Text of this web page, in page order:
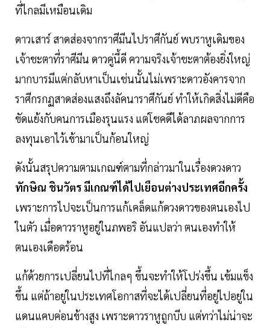
ที่ไกลมีเหมือนเดิม
ดาวเสาร์ สาดส่องจากราศีมีนไปราศีกันย์ พบราหูเดิมของ
เจ้าชะตาที่ราศีมีน ดาวคู่นี้ดี ความจริงเจ้าชะตาต้องยิ่งใหญ่
มากบารมีแต่กลับหาเป็นเช่นนั้นไม่เพราะดาวอังคารจาก
ราศีกรกฏสาดส่องแสงถึงลัคนาราศีกันย์ ทำให้เกิดสิ่งไม่ดีคือ
ขัดแย้งกับคนการเมืองรุนแรง แต่โชคดีได้ลาภผลจากการ
ลงทุนเอาไว้เข้ามาเป็นก้อนใหญ่
ดังนั้นสรุปความตามเกณฑ์ตามที่กล่าวมาในเรื่องดวงดาว
ทักษิณ ชินวัตร มีเกณฑ์ได้ไปเยือนต่างประเทศอีกครั้ง
เพราะการไปจะเป็นการแก้เคล็ดแก้ดวงดาวของตนเองไป
ในตัว เมื่อดาวราหูอยู่ในภพอริ อันแปลว่า ตนเองทำให้
ตนเองเดือดร้อน
แก้ด้วยการเปลี่ยนไปที่ไกลๆ ขึ้นจะทำให้โปร่งขึ้น เข้มแข็ง
ขึ้น แต่ถ้าอยู่ในประเทศโอกาสที่จะได้เปลี่ยนที่อยู่ไปอยู่ใน
แดนแคบค่อนข้างสูง เพราะดาวราหูถูกบีบ แต่ทว่าไม่น่าจะ